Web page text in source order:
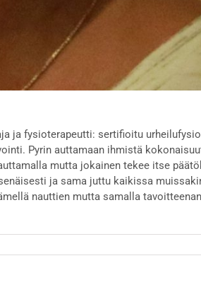
ja fysioterapeutti: sertifioitu
Pyrin auttamaan ihmistä
mutta jokainen tekee itse
ja sama juttu kaikissa
nauttien mutta samalla